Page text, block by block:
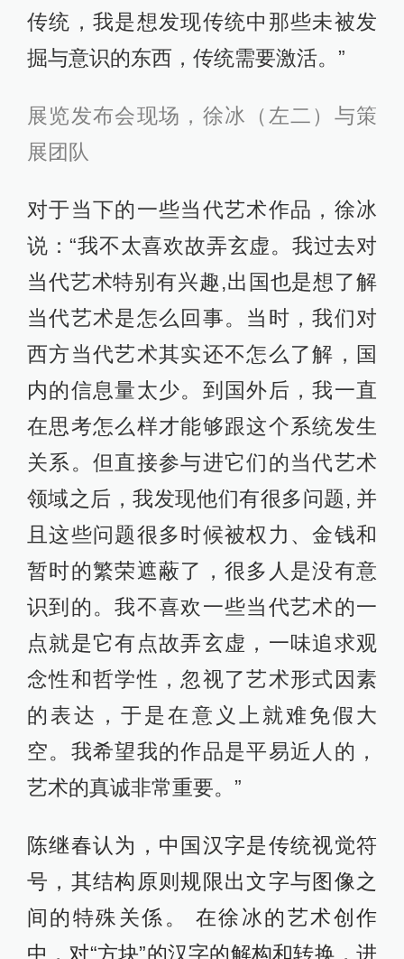
传统，我是想发现传统中那些未被发
掘与意识的东西，传统需要激活。”
展览发布会现场，徐冰（左二）与策
展团队
对于当下的一些当代艺术作品，徐冰
说：“我不太喜欢故弄玄虚。我过去对
当代艺术特别有兴趣,出国也是想了解
当代艺术是怎么回事。当时，我们对
西方当代艺术其实还不怎么了解，国
内的信息量太少。到国外后，我一直
在思考怎么样才能够跟这个系统发生
关系。但直接参与进它们的当代艺术
领域之后，我发现他们有很多问题, 并
且这些问题很多时候被权力、金钱和
暂时的繁荣遮蔽了，很多人是没有意
识到的。我不喜欢一些当代艺术的一
点就是它有点故弄玄虚，一味追求观
念性和哲学性，忽视了艺术形式因素
的表达，于是在意义上就难免假大
空。我希望我的作品是平易近人的，
艺术的真诚非常重要。”
陈继春认为，中国汉字是传统视觉符
号，其结构原则规限出文字与图像之
间的特殊关係。 在徐冰的艺术创作
中，对“方块”的汉字的解构和转换，进